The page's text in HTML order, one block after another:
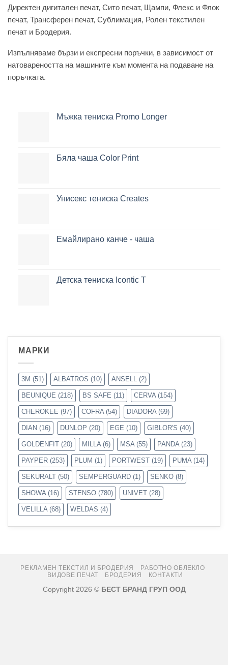
Директен дигитален печат, Сито печат, Щампи, Флекс и Флок
печат, Трансферен печат, Сублимация, Ролен текстилен
печат и Бродерия.
Изпълняваме бързи и експресни поръчки, в зависимост от
натовареността на машините към момента на подаване на
поръчката.
Мъжка тениска Promo Longer
Бяла чаша Color Print
Унисекс тениска Creates
Емайлирано канче - чаша
Детска тениска Icontic T
МАРКИ
3M (51) ALBATROS (10) ANSELL (2)
BEUNIQUE (218) BS SAFE (11) CERVA (154)
CHEROKEE (97) COFRA (54) DIADORA (69)
DIAN (16) DUNLOP (20) EGE (10) GIBLOR'S (40)
GOLDENFIT (20) MILLA (6) MSA (55) PANDA (23)
PAYPER (253) PLUM (1) PORTWEST (19) PUMA (14)
SEKURALT (50) SEMPERGUARD (1) SENKO (8)
SHOWA (16) STENSO (780) UNIVET (28)
VELILLA (68) WELDAS (4)
РЕКЛАМЕН ТЕКСТИЛ И БРОДЕРИЯ
РАБОТНО ОБЛЕКЛО
ВИДОВЕ ПЕЧАТ
БРОДЕРИЯ КОНТАКТИ
Copyright 2026 © БЕСТ БРАНД ГРУП ООД